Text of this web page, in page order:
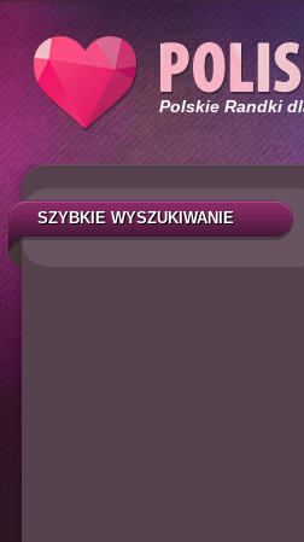
Polskie Randki
SZYBKIE WYSZUKIWANIE